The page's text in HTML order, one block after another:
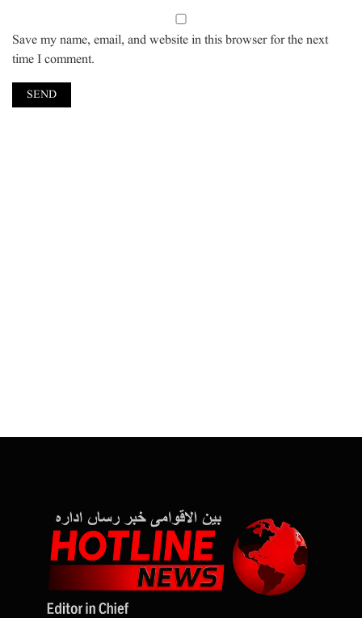
Save my name, email, and website in this browser for the next
time I comment.